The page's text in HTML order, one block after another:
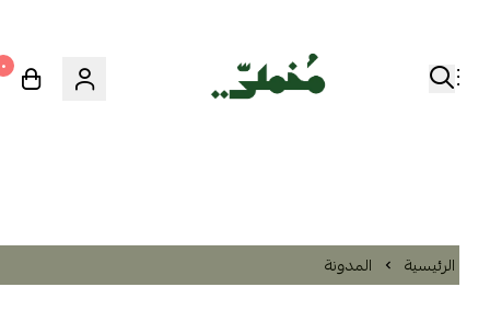
٠
الرئيسية المدونة